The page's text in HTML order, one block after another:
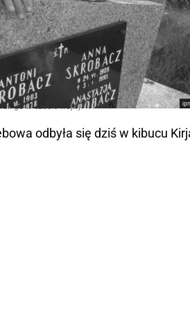
go w czasie wojny
odbyła się dziś w kibucu